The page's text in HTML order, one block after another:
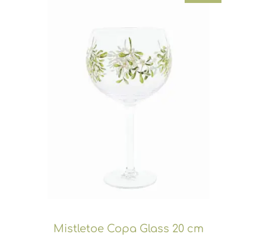
Mistletoe Copa Glass 20 cm